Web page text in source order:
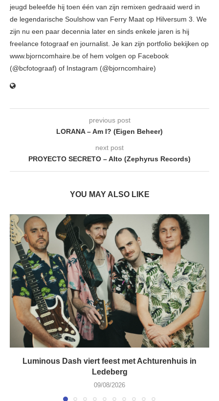
jeugd beleefde hij toen één van zijn remixen gedraaid werd in
de legendarische Soulshow van Ferry Maat op Hilversum 3. We
zijn nu een paar decennia later en sinds enkele jaren is hij
freelance fotograaf en journalist. Je kan zijn portfolio bekijken op
www.bjorncomhaire.be of hem volgen op Facebook
(@bcfotograaf) of Instagram (@bjorncomhaire)
previous post
LORANA – Am I? (Eigen Beheer)
next post
PROYECTO SECRETO – Alto (Zephyrus Records)
YOU MAY ALSO LIKE
Luminous Dash viert feest met Achturenhuis in
Ledeberg
09/08/2026